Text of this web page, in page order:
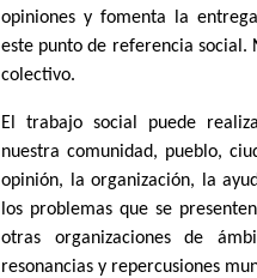
opiniones y fomenta la
este punto de referencia social.
colectivo.
El trabajo social puede
nuestra comunidad, pueblo,
opinión, la organización, la
los problemas que se
otras organizaciones de
resonancias y repercusiones